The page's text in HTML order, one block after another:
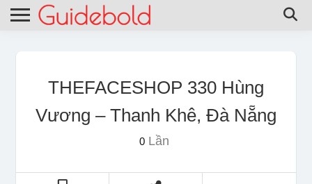
THEFACESHOP 330 Hùng
Vương – Thanh Khê, Đà Nẵng
0Lần